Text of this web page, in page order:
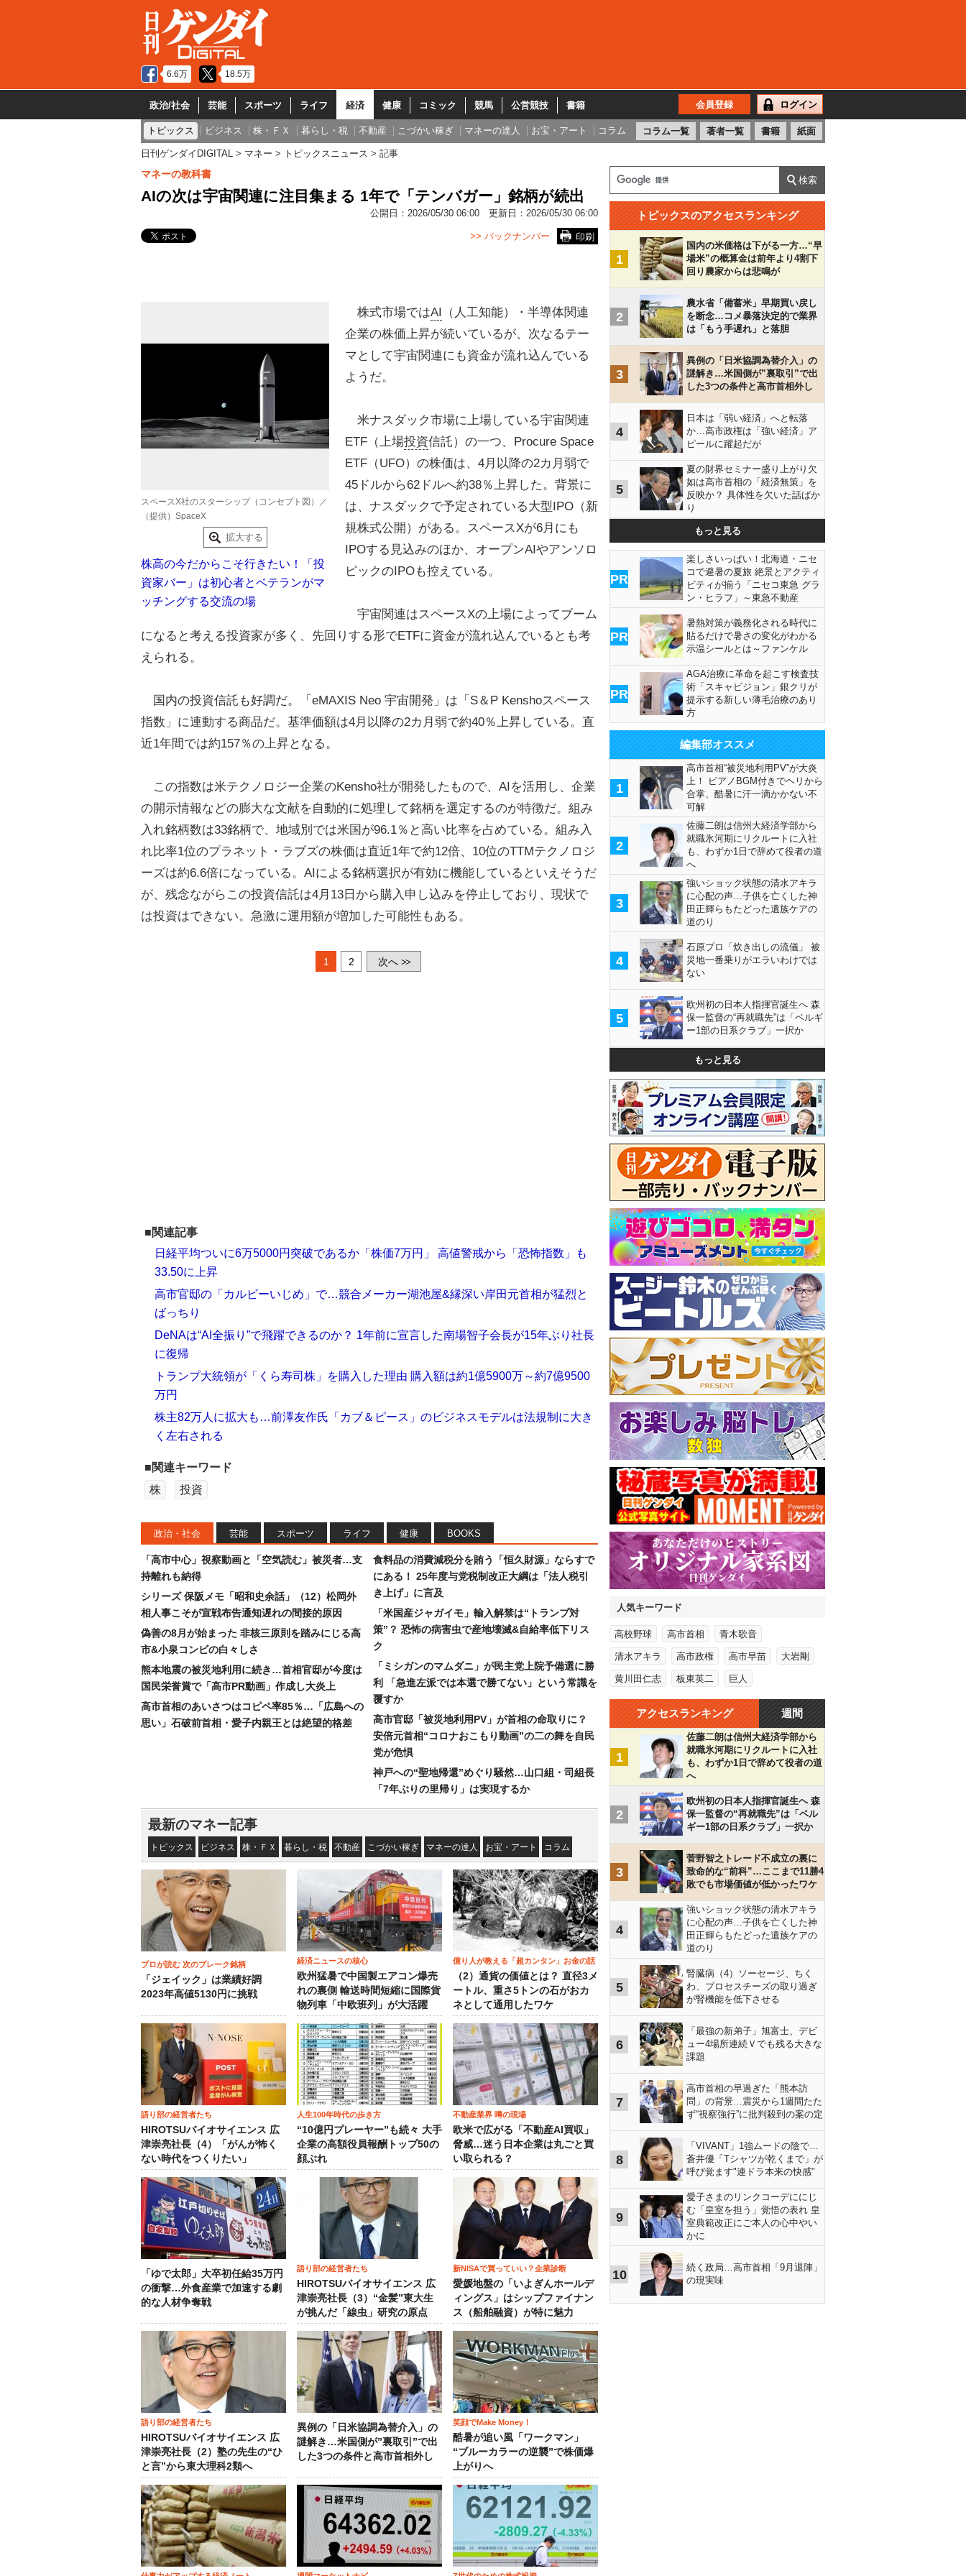
6.6万 18.5万
政治/社会 芸能 スポーツ ライフ 経済 健康 コミック 競馬 公営競技 書籍 会員登録 ログイン
トピックス ビジネス 株・ＦＸ 暮らし・税 不動産 こづかい稼ぎ マネーの達人 お宝・アート コラム コラム一覧 著者一覧 書籍 紙面
日刊ゲンダイDIGITAL マネー トピックスニュース 記事
マネーの教科書
AIの次は宇宙関連に注目集まる 1年で「テンバガー」銘柄が続出
公開日： 2026/05/30 06:00 更新日： 2026/05/30 06:00
印刷
>> バックナンバー
スペースX社のスターシップ（コンセプト図）／
（提供）SpaceX
拡大する
株高の今だからこそ行きたい！「投
資家バー」は初心者とベテランがマ
ッチングする交流の場
株式市場ではAI （人工知能）・半導体関連
企業の株価上昇が続いているが、次なるテー
マとして宇宙関連にも資金が流れ込んでいる
ようだ。
米ナスダック市場に上場している宇宙関連
ETF（上場投資信託）の一つ、Procure Space
ETF（UFO）の株価は、4月以降の2カ月弱で
45ドルから62ドルへ約38％上昇した。背景に
は、ナスダックで予定されている大型IPO（新
規株式公開）がある。スペースXが6月にも
IPOする見込みのほか、オープンAIやアンソロ
ピックのIPOも控えている。
宇宙関連はスペースXの上場によってブーム
になると考える投資家が多く、先回りする形でETFに資金が流れ込んでいるとも考
えられる。
国内の投資信託も好調だ。「eMAXIS Neo 宇宙開発」は「S＆P Kenshoスペース
指数」に連動する商品だ。基準価額は4月以降の2カ月弱で約40％上昇している。直
近1年間では約157％の上昇となる。
この指数は米テクノロジー企業のKensho社が開発したもので、AIを活用し、企業
の開示情報などの膨大な文献を自動的に処理して銘柄を選定するのが特徴だ。組み
入れ銘柄数は33銘柄で、地域別では米国が96.1％と高い比率を占めている。組み入
れ比率1位のプラネット・ラブズの株価は直近1年で約12倍、10位のTTMテクノロジ
ーズは約6.6倍になっている。AIによる銘柄選択が有効に機能しているといえそうだ
が、残念ながらこの投資信託は4月13日から購入申し込みを停止しており、現状で
は投資はできない。急激に運用額が増加した可能性もある。
1 2 次へ >>
■関連記事
日経平均ついに6万5000円突破であるか「株価7万円」 高値警戒から「恐怖指数」も
33.50に上昇
高市官邸の「カルビーいじめ」で…競合メーカー湖池屋&縁深い岸田元首相が猛烈と
ばっちり
DeNAは“AI全振り”で飛躍できるのか？ 1年前に宣言した南場智子会長が15年ぶり社長
に復帰
トランプ大統領が「くら寿司株」を購入した理由 購入額は約1億5900万～約7億9500
万円
株主82万人に拡大も…前澤友作氏「カブ＆ピース」のビジネスモデルは法規制に大き
く左右される
■関連キーワード
株
投資
政治・社会 芸能 スポーツ ライフ 健康 BOOKS
「高市中心」視察動画と「空気読む」被災者…支
持離れも納得
シリーズ 保阪メモ「昭和史余話」（12）松岡外
相人事こそが宣戦布告通知遅れの間接的原因
偽善の8月が始まった 非核三原則を踏みにじる高
市&小泉コンビの白々しさ
熊本地震の被災地利用に続き…首相官邸が今度は
国民栄誉賞で「高市PR動画」作成し大炎上
高市首相のあいさつはコピペ率85％…「広島への
思い」石破前首相・愛子内親王とは絶望的格差
食料品の消費減税分を賄う「恒久財源」ならすで
にある！ 25年度与党税制改正大綱は「法人税引
き上げ」に言及
「米国産ジャガイモ」輸入解禁は“トランプ対
策”？ 恐怖の病害虫で産地壊滅&自給率低下リス
ク
「ミシガンのマムダニ」が民主党上院予備選に勝
利 「急進左派では本選で勝てない」という常識を
覆すか
高市官邸「被災地利用PV」が首相の命取りに？
安倍元首相“コロナおこもり動画”の二の舞を自民
党が危惧
神戸への“聖地帰還”めぐり騒然…山口組・司組長
「7年ぶりの里帰り」は実現するか
最新のマネー記事
トピックス ビジネス 株・ＦＸ 暮らし・税 不動産 こづかい稼ぎ マネーの達人 お宝・アート コラム
プロが読む 次のブレーク銘柄
「ジェイック」は業績好調
2023年高値5130円に挑戦
経済ニュースの核心
欧州猛暑で中国製エアコン爆売
れの裏側 輸送時間短縮に国際貨
物列車「中欧班列」が大活躍
億り人が教える「超カンタン」お金の話
（2）通貨の価値とは？ 直径3メ
ートル、重さ5トンの石がおカ
ネとして通用したワケ
語り部の経営者たち
HIROTSUバイオサイエンス 広
津崇亮社長（4）「がんが怖く
ない時代をつくりたい」
人生100年時代の歩き方
“10億円プレーヤー”も続々 大手
企業の高額役員報酬トップ50の
顔ぶれ
不動産業界 噂の現場
欧米で広がる「不動産AI買収」
脅威…迷う日本企業は丸ごと買
い取られる？
「ゆで太郎」大卒初任給35万円
の衝撃…外食産業で加速する劇
的な人材争奪戦
語り部の経営者たち
HIROTSUバイオサイエンス 広
津崇亮社長（3）“金髪”東大生
が挑んだ「線虫」研究の原点
新NISAで買っていい？企業診断
愛媛地盤の「いよぎんホールデ
ィングス」はシップファイナン
ス（船舶融資）が特に魅力
語り部の経営者たち
HIROTSUバイオサイエンス 広
津崇亮社長（2）塾の先生の“ひ
と言”から東大理科2類へ
異例の「日米協調為替介入」の
謎解き…米国側が”裏取引”で出
した3つの条件と高市首相外し
笑顔でMake Money！
酷暑が追い風「ワークマン」
“ブルーカラーの逆襲”で株価爆
上がりへ
トピックスのアクセスランキング
1
国内の米価格は下がる一方…“早
場米”の概算金は前年より4割下
回り農家からは悲鳴が
2
農水省「備蓄米」早期買い戻し
を断念…コメ暴落決定的で業界
は「もう手遅れ」と落胆
3
異例の「日米協調為替介入」の
謎解き…米国側が”裏取引”で出
した3つの条件と高市首相外し
4
日本は「弱い経済」へと転落
か…高市政権は「強い経済」ア
ピールに躍起だが
5
夏の財界セミナー盛り上がり欠
如は高市首相の「経済無策」を
反映か？ 具体性を欠いた話ばか
り
もっと見る
PR
楽しさいっぱい！北海道・ニセ
コで避暑の夏旅 絶景とアクティ
ビティが揃う「ニセコ東急 グラ
ン・ヒラフ」～東急不動産
PR
暑熱対策が義務化される時代に
貼るだけで暑さの変化がわかる
示温シールとは～ファンケル
PR
AGA治療に革命を起こす検査技
術「スキャビジョン」銀クリが
提示する新しい薄毛治療のあり
方
編集部オススメ
1
高市首相“被災地利用PV”が大炎
上！ ピアノBGM付きでヘリから
合掌、酷暑に汗一滴かかない不
可解
2
佐藤二朗は信州大経済学部から
就職氷河期にリクルートに入社
も、わずか1日で辞めて役者の道
へ
3
強いショック状態の清水アキラ
に心配の声…子供を亡くした神
田正輝らもたどった遺族ケアの
道のり
4
石原プロ「炊き出しの流儀」 被
災地一番乗りがエラいわけでは
ない
5
欧州初の日本人指揮官誕生へ 森
保一監督の“再就職先”は「ベルギ
ー1部の日系クラブ」一択か
もっと見る
人気キーワード
高校野球 高市首相 青木歌音
清水アキラ 高市政権 高市早苗 大岩剛
黄川田仁志 板東英二 巨人
アクセスランキング 週間
1
佐藤二朗は信州大経済学部から
就職氷河期にリクルートに入社
も、わずか1日で辞めて役者の道
へ
2
欧州初の日本人指揮官誕生へ 森
保一監督の“再就職先”は「ベル
ギー1部の日系クラブ」一択か
3
菅野智之トレード不成立の裏に
致命的な“前科”…ここまで11勝4
敗でも市場価値が低かったワケ
4
強いショック状態の清水アキラ
に心配の声…子供を亡くした神
田正輝らもたどった遺族ケアの
道のり
5
腎臓病（4）ソーセージ、ちく
わ、プロセスチーズの取り過ぎ
が腎機能を低下させる
6
「最強の新弟子」旭富士、デビ
ュー4場所連続Ｖでも残る大きな
課題
7
高市首相の早過ぎた「熊本訪
問」の背景…震災から1週間たた
ず“視察強行”に批判殺到の案の定
8
「VIVANT」1強ムードの陰で…
蒼井優「Tシャツが乾くまで」が
呼び覚ます"連ドラ本来の快感"
9
愛子さまのリンクコーデににじ
む「皇室を担う」覚悟の表れ 皇
室典範改正にご本人の心中やい
かに
10
続く政局…高市首相「9月退陣」
の現実味